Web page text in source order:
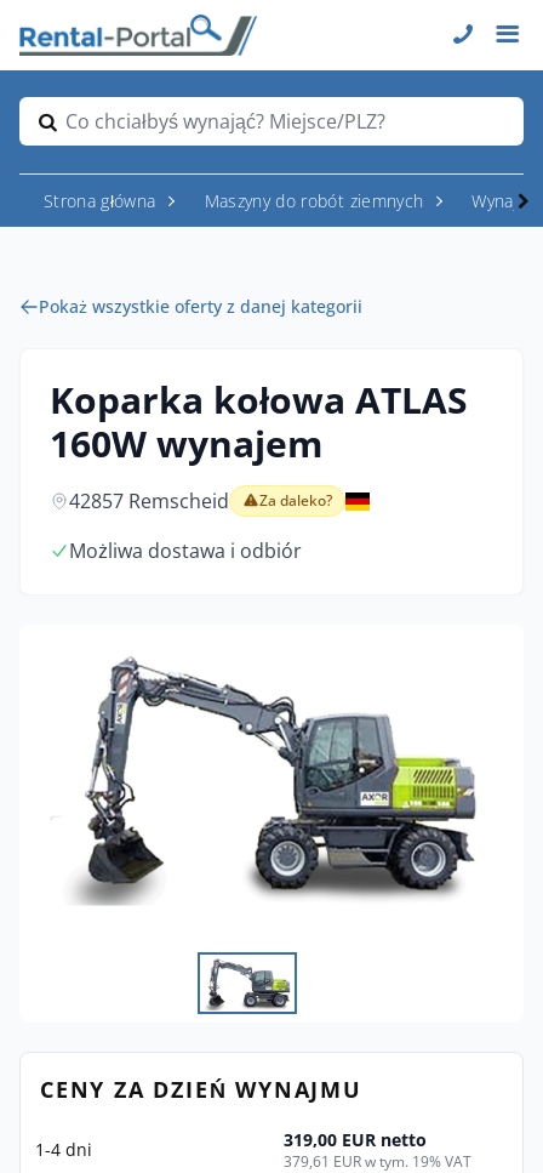
Co chciałbyś wynająć? Miejsce/PLZ?
Strona główna Maszyny do robót ziemnych
Pokaż wszystkie oferty z danej kategorii
Koparka kołowa ATLAS
160W wynajem
42857 Remscheid Za daleko?
Możliwa dostawa i odbiór
CENY ZA DZIEŃ WYNAJMU
1-4 dni 319,00 EUR netto
379,61 EUR w tym. 19% VAT